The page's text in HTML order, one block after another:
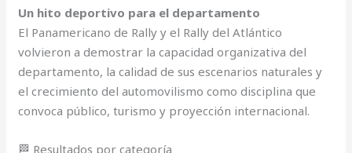
Un hito deportivo para el departamento
El Panamericano de Rally y el Rally del Atlántico
volvieron a demostrar la capacidad organizativa del
departamento, la calidad de sus escenarios naturales y
el crecimiento del automovilismo como disciplina que
convoca público, turismo y proyección internacional.
🏁 Resultados por categoría